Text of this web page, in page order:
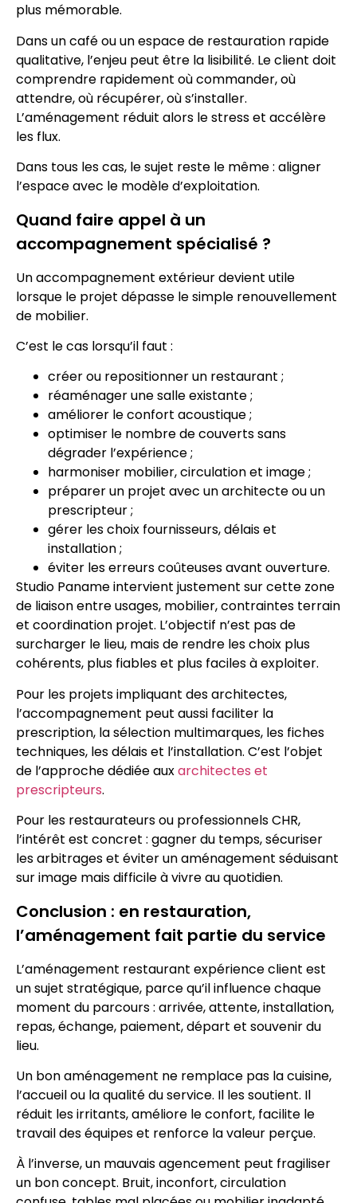
plus mémorable.
Dans un café ou un espace de restauration rapide
qualitative, l’enjeu peut être la lisibilité. Le client doit
comprendre rapidement où commander, où
attendre, où récupérer, où s’installer.
L’aménagement réduit alors le stress et accélère
les flux.
Dans tous les cas, le sujet reste le même : aligner
l’espace avec le modèle d’exploitation.
Quand faire appel à un
accompagnement spécialisé ?
Un accompagnement extérieur devient utile
lorsque le projet dépasse le simple renouvellement
de mobilier.
C’est le cas lorsqu’il faut :
créer ou repositionner un restaurant ;
réaménager une salle existante ;
améliorer le confort acoustique ;
optimiser le nombre de couverts sans
dégrader l’expérience ;
harmoniser mobilier, circulation et image ;
préparer un projet avec un architecte ou un
prescripteur ;
gérer les choix fournisseurs, délais et
installation ;
éviter les erreurs coûteuses avant ouverture.
Studio Paname intervient justement sur cette zone
de liaison entre usages, mobilier, contraintes terrain
et coordination projet. L’objectif n’est pas de
surcharger le lieu, mais de rendre les choix plus
cohérents, plus fiables et plus faciles à exploiter.
Pour les projets impliquant des architectes,
l’accompagnement peut aussi faciliter la
prescription, la sélection multimarques, les fiches
techniques, les délais et l’installation. C’est l’objet
de l’approche dédiée auxarchitectes et
prescripteurs.
Pour les restaurateurs ou professionnels CHR,
l’intérêt est concret : gagner du temps, sécuriser
les arbitrages et éviter un aménagement séduisant
sur image mais difficile à vivre au quotidien.
Conclusion : en restauration,
l’aménagement fait partie du service
L’aménagement restaurant expérience client est
un sujet stratégique, parce qu’il influence chaque
moment du parcours : arrivée, attente, installation,
repas, échange, paiement, départ et souvenir du
lieu.
Un bon aménagement ne remplace pas la cuisine,
l’accueil ou la qualité du service. Il les soutient. Il
réduit les irritants, améliore le confort, facilite le
travail des équipes et renforce la valeur perçue.
À l’inverse, un mauvais agencement peut fragiliser
un bon concept. Bruit, inconfort, circulation